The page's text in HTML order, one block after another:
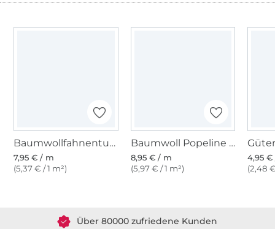
Baumwollfahnentuch, schwarz
7,95 € / m
(5,37 € / 1 m²)
Baumwoll Popeline schwarz
8,95 € / m
(5,97 € / 1 m²)
4,95 €
(2,48
Über 80000 zufriedene Kunden